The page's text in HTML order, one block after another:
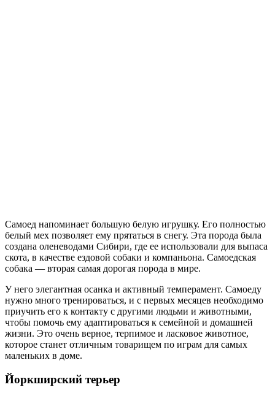
Самоед напоминает большую белую игрушку. Его полностью
белый мех позволяет ему прятаться в снегу. Эта порода была
создана оленеводами Сибири, где ее использовали для выпаса
скота, в качестве ездовой собаки и компаньона. Самоедская
собака — вторая самая дорогая порода в мире.
У него элегантная осанка и активный темперамент. Самоеду
нужно много тренироваться, и с первых месяцев необходимо
приучить его к контакту с другими людьми и животными,
чтобы помочь ему адаптироваться к семейной и домашней
жизни. Это очень верное, терпимое и ласковое животное,
которое станет отличным товарищем по играм для самых
маленьких в доме.
Йоркширский терьер